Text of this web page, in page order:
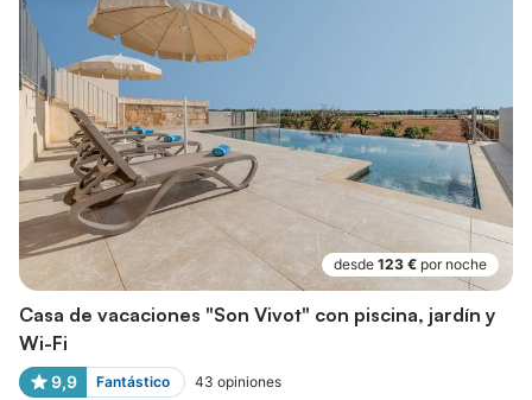
desde 123 € por noche
Casa de vacaciones "Son Vivot" con piscina, jardín y
Wi-Fi
9,9 Fantástico 43 opiniones